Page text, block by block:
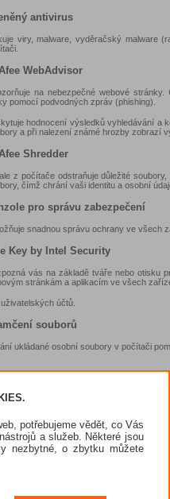
antivirus
viry, malware, vyděračský malware
WebAdvisor
na nebezpečné webové
pomocí podvodných zpráv (phishing).
hodnocení výsledků vyhledávání a
a při nalezení známé hrozby zobrazí
Shredder
z počítače odstraňuje důležité
čímž chrání vaši identitu a osobní
pro správu zabezpečení
snadnou správu ochrany ve všech
Key by Intel Security
vás na základě tváře nebo otisku
stránkám a aplikacím ve všech
uživatelských účtů.
souborů
ukládané osobní soubory v počítači
potřebujeme vědět, co Vás
a služeb. Některé jsou
nezbytné, o zbytku můžete